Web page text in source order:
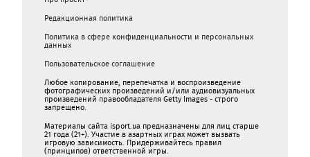
Редакционная политика
Политика в сфере конфиденциальности и персональных
данных
Пользовательское соглашение
Любое копирование, перепечатка и воспроизведение
фотографических произведений и/или аудиовизуальных
произведений правообладателя Getty Images - строго
запрещено.
Материалы сайта isport.ua предназначены для лиц старше
21 года (21+). Участие в азартных играх может вызвать
игровую зависимость. Придерживайтесь правил
(принципов) ответственной игры.